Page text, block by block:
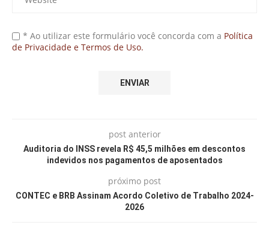
* Ao utilizar este formulário você concorda com a Política
de Privacidade e Termos de Uso.
post anterior
Auditoria do INSS revela R$ 45,5 milhões em descontos
indevidos nos pagamentos de aposentados
próximo post
CONTEC e BRB Assinam Acordo Coletivo de Trabalho 2024-
2026